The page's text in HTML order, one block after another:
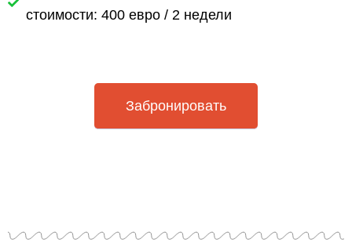
стоимости: 400 евро / 2 недели
Забронировать